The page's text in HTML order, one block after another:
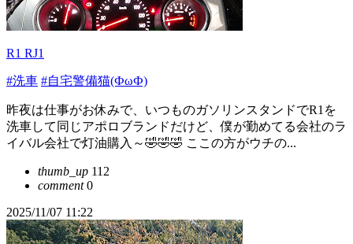
R1 RJ1
#洗車 #自宅警備猫(ФωФ)
昨夜は仕事がお休みで、いつものガソリンスタンドでR1を
洗車して同じアポロブランドだけど、僕が勤めてる会社のラ
イバル会社で灯油購入～🤣🤣🤣 ここの方がウチの...
thumb_up 112
comment0
2025/11/07 11:22